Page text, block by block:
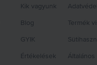
Kik vagyunk
Blog
GYIK
Értékelések
Termék